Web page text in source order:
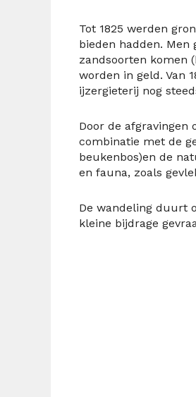
Tot 1825 werden
bieden hadden.
zandsoorten komen
worden in geld. Van
ijzergieterij nog
Door de afgravingen
combinatie met de
beukenbos)en de
en fauna, zoals
De wandeling duurt
kleine bijdrage